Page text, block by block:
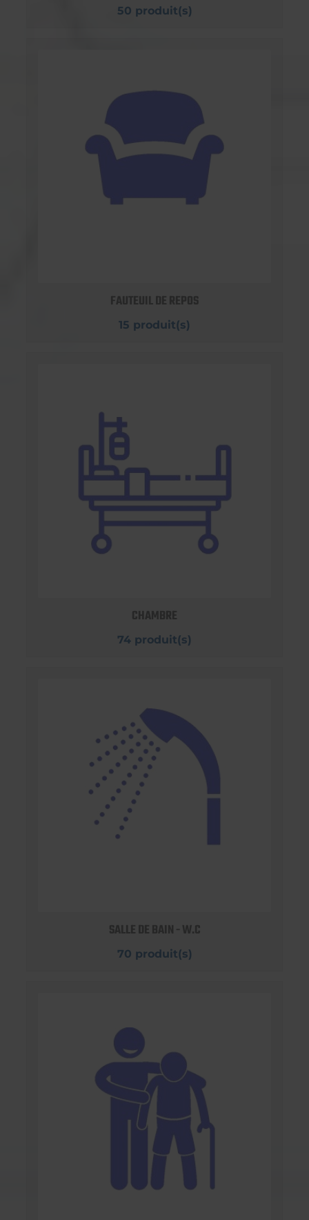
50 produit(s)
FAUTEUIL DE REPOS
15 produit(s)
CHAMBRE
74 produit(s)
SALLE DE BAIN - W.C
70 produit(s)